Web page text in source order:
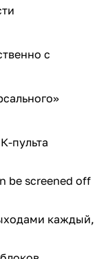
с
пульта
be screened off
каждый,